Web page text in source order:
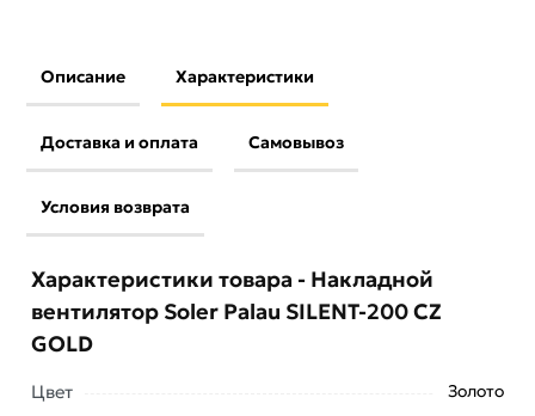
Описание Характеристики
Доставка и оплата Самовывоз
Условия возврата
Характеристики товара - Накладной
вентилятор Soler Palau SILENT-200 CZ
GOLD
Цвет Золото